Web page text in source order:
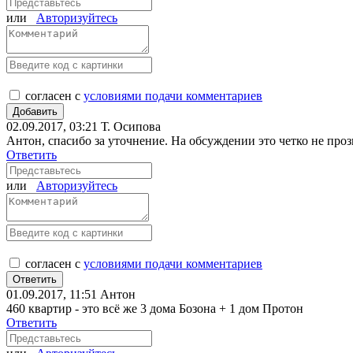
или Авторизуйтесь
согласен с условиями подачи комментариев
02.09.2017, 03:21 Т. Осипова
Антон, спасибо за уточнение. На обсуждении это четко не
Ответить
или Авторизуйтесь
согласен с условиями подачи комментариев
01.09.2017, 11:51 Антон
460 квартир - это всё же 3 дома Бозона + 1 дом Протон
Ответить